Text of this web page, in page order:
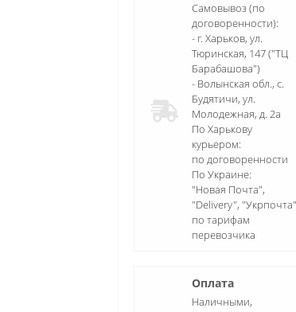
Самовывоз (по
договоренности):
- г. Харьков, ул.
Тюринская, 147 ("ТЦ
Барабашова")
- Волынская обл., c.
Будятичи, ул.
Молодежная, д. 2а
По Харькову
курьером:
по договоренности
По Украине:
"Новая Почта",
"Delivery", "Укрпочта"
по тарифам
перевозчика
Оплата
Наличными,